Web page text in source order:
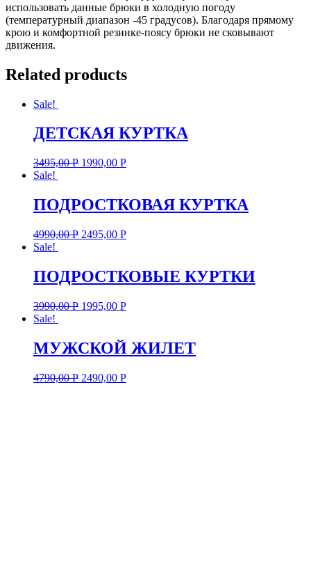
использовать данные брюки в холодную погоду
(температурный диапазон -45 градусов). Благодаря прямому
крою и комфортной резинке-поясу брюки не сковывают
движения.
Related products
Sale!
ДЕТСКАЯ КУРТКА
3495,00Р 1990,00 Р
Sale!
ПОДРОСТКОВАЯ КУРТКА
4990,00Р 2495,00 Р
Sale!
ПОДРОСТКОВЫЕ КУРТКИ
3990,00Р 1995,00 Р
Sale!
МУЖСКОЙ ЖИЛЕТ
4790,00Р 2490,00 Р